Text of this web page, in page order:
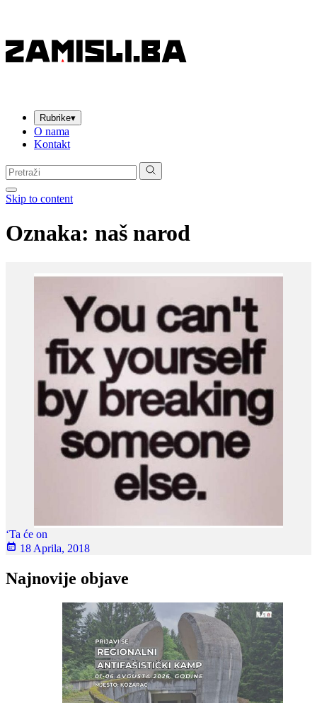
Rubrike▾
O nama
Kontakt
Pretraga:
Skip to content
Oznaka: naš narod
‘Ta će on
18 Aprila, 2018
Najnovije objave